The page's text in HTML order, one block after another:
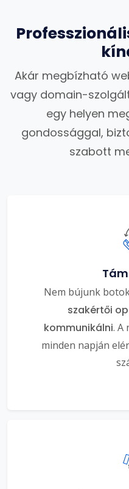
Akár megbízható
vagy domain-
egy helyen
gondossággal,
szabott
Nem bújunk
szakértői
kommunikálni. A
minden napján